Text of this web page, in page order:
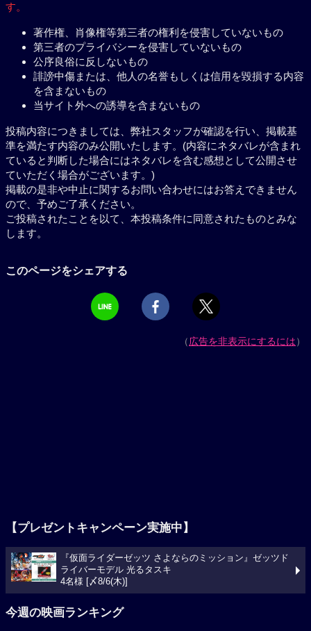
す。
著作権、肖像権等第三者の権利を侵害していないもの
第三者のプライバシーを侵害していないもの
公序良俗に反しないもの
誹謗中傷または、他人の名誉もしくは信用を毀損する内容
を含まないもの
当サイト外への誘導を含まないもの
投稿内容につきましては、弊社スタッフが確認を行い、掲載基
準を満たす内容のみ公開いたします。(内容にネタバレが含まれ
ていると判断した場合にはネタバレを含む感想として公開させ
ていただく場合がございます。)
掲載の是非や中止に関するお問い合わせにはお答えできません
ので、予めご了承ください。
ご投稿されたことを以て、本投稿条件に同意されたものとみな
します。
このページをシェアする
（広告を非表示にするには）
【プレゼントキャンペーン実施中】
『仮面ライダーゼッツ さよならのミッション』ゼッツド
ライバーモデル 光るタスキ
4名様 [〆8/6(木)]
今週の映画ランキング